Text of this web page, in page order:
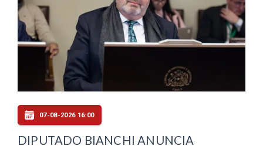
07-08-2026 16:00
DIPUTADO BIANCHI ANUNCIA